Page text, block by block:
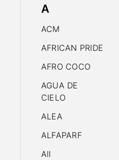
A
ACM
AFRICAN PRIDE
AFRO COCO
AGUA DE
CIELO
ALEA
ALFAPARF
All